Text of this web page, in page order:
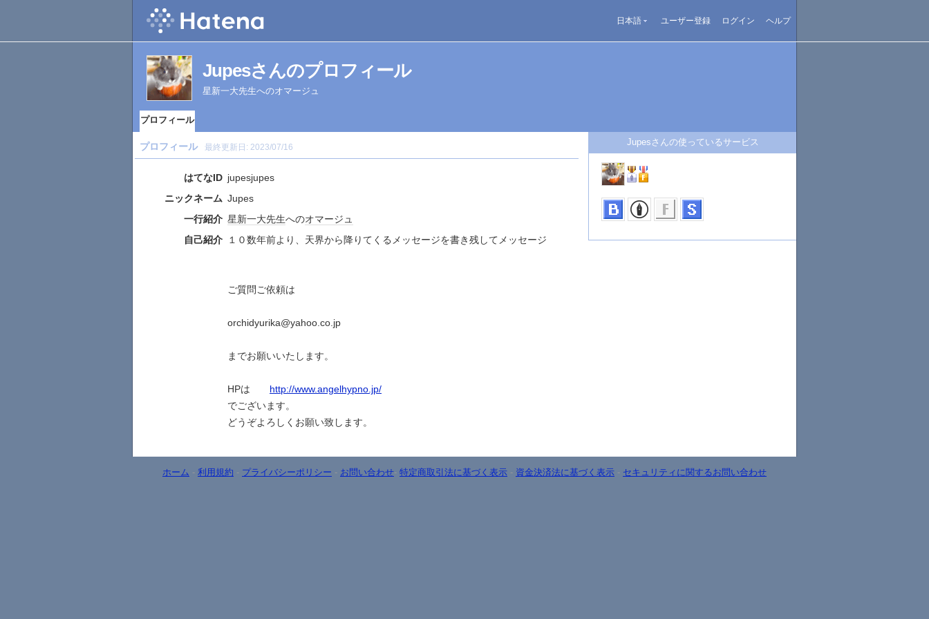
日本語 ユーザー登録 ログイン ヘルプ
Jupesさんのプロフィール
星新一大先生へのオマージュ
プロフィール
プロフィール 最終更新日: 2023/07/16
はてなID jupesjupes
ニックネーム Jupes
一行紹介 星新一大先生へのオマージュ
自己紹介
１０数年前より、天界から降りてくるメッセージを書き残してメッセージ
ご質問ご依頼は
orchidyurika@yahoo.co.jp
までお願いいたします。
HPは http://www.angelhypno.jp/
でございます。
どうぞよろしくお願い致します。
Jupesさんの使っているサービス
ホーム - 利用規約 - プライバシーポリシー - お問い合わせ- 特定商取引法に基づく表示 - 資金決済法に基づく表示 - セキュリティに関するお問い合わせ